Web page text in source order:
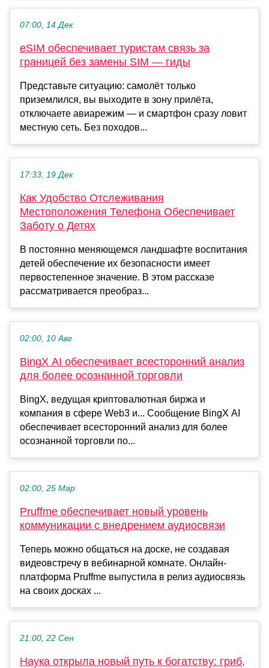
07:00, 14 Дек
eSIM обеспечивает туристам связь за
границей без замены SIM — гиды
Представьте ситуацию: самолёт только
приземлился, вы выходите в зону прилёта,
отключаете авиарежим — и смартфон сразу ловит
местную сеть. Без походов...
17:33, 19 Дек
Как Удобство Отслеживания
Местоположения Телефона Обеспечивает
Заботу о Детях
В постоянно меняющемся ландшафте воспитания
детей обеспечение их безопасности имеет
первостепенное значение. В этом рассказе
рассматривается преобраз...
02:00, 10 Авг
BingX AI обеспечивает всесторонний анализ
для более осознанной торговли
BingX, ведущая криптовалютная биржа и
компания в сфере Web3 и... Сообщение BingX AI
обеспечивает всесторонний анализ для более
осознанной торговли по...
02:00, 25 Мар
Pruffme обеспечивает новый уровень
коммуникации с внедрением аудиосвязи
Теперь можно общаться на доске, не создавая
видеовстречу в вебинарной комнате. Онлайн-
платформа Pruffme выпустила в релиз аудиосвязь
на своих досках ...
21:00, 22 Сен
Наука открыла новый путь к богатству: гриб,